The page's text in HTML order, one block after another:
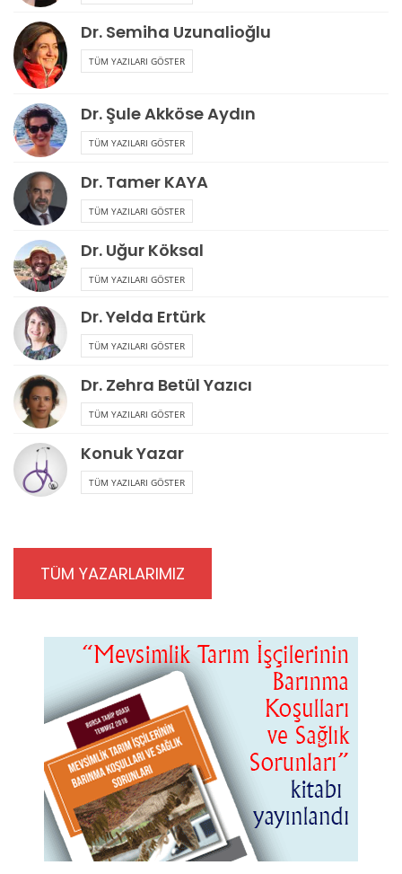
Dr. Semiha Uzunalioğlu
TÜM YAZILARI GÖSTER
Dr. Şule Akköse Aydın
TÜM YAZILARI GÖSTER
Dr. Tamer KAYA
TÜM YAZILARI GÖSTER
Dr. Uğur Köksal
TÜM YAZILARI GÖSTER
Dr. Yelda Ertürk
TÜM YAZILARI GÖSTER
Dr. Zehra Betül Yazıcı
TÜM YAZILARI GÖSTER
Konuk Yazar
TÜM YAZILARI GÖSTER
TÜM YAZARLARIMIZ